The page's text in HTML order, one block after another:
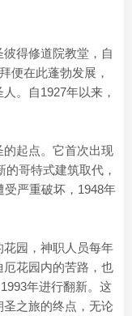
得修道院教堂，自
便在此蓬勃发展，
。自1927年以来，
的起点。它首次出现
哥特式建筑取代，
严重破坏，1948年
花园，神职人员每年
花园内的苦路，也
年进行翻新。这
之旅的终点，无论